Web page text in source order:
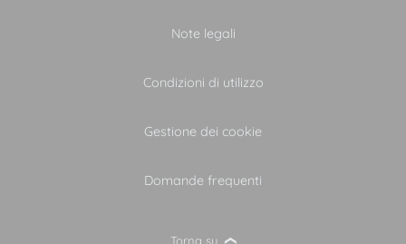
Note legali
Condizioni di utilizzo
Gestione dei cookie
Domande frequenti
Torna su